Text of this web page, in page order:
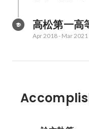
高松第一高
Apr 2018- Mar 2021